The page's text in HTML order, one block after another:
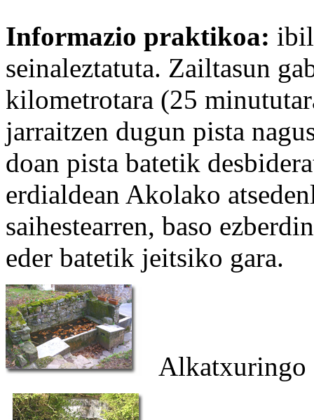
Informazio praktikoa:
seinaleztatuta. Zailtasun
kilometrotara (25
jarraitzen dugun pista
doan pista batetik
erdialdean Akolako
saihestearren, baso
eder batetik jeitsiko gara.
Alkatxuringo